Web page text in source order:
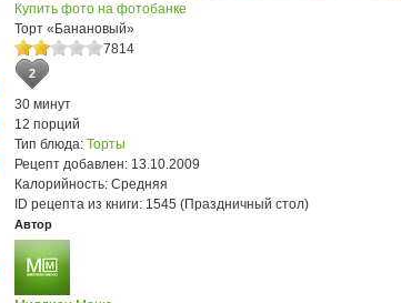
Купить фото на фотобанке
Торт «Банановый»
7814
2
30 минут
12 порций
Тип блюда: Торты
Рецепт добавлен: 13.10.2009
Калорийность: Средняя
ID рецепта из книги: 1545 (Праздничный стол)
Автор